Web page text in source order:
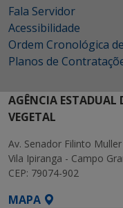
Fala Servidor
Acessibilidade
Ordem Cronológica
Planos de
AGÊNCIA ESTADUAL
VEGETAL
Av. Senador Filinto
Vila Ipiranga - Campo
CEP: 79074-902
MAPA